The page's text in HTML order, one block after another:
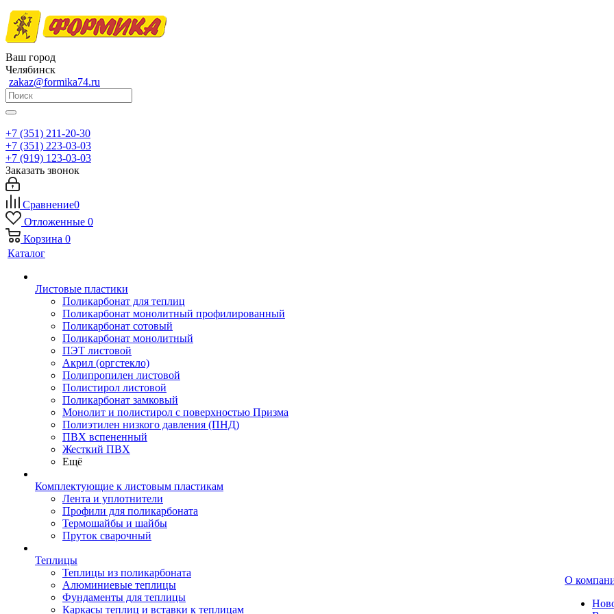
Ваш город
Челябинск
zakaz@formika74.ru
+7 (351) 211-20-30
+7 (351) 223-03-03
+7 (919) 123-03-03
Заказать звонок
Сравнение0
Отложенные 0
Корзина 0
Каталог
Листовые пластики
Поликарбонат для теплиц
Поликарбонат монолитный профилированный
Поликарбонат сотовый
Поликарбонат монолитный
ПЭТ листовой
Акрил (оргстекло)
Полипропилен листовой
Полистирол листовой
Поликарбонат замковый
Монолит и полистирол с поверхностью Призма
Полиэтилен низкого давления (ПНД)
ПВХ вспененный
Жесткий ПВХ
Ещё
Комплектующие к листовым пластикам
Лента и уплотнители
Профили для поликарбоната
Термошайбы и шайбы
Пруток сварочный
Теплицы
Теплицы из поликарбоната
Алюминиевые теплицы
Фундаменты для теплицы
Каркасы теплиц и вставки к теплицам
О